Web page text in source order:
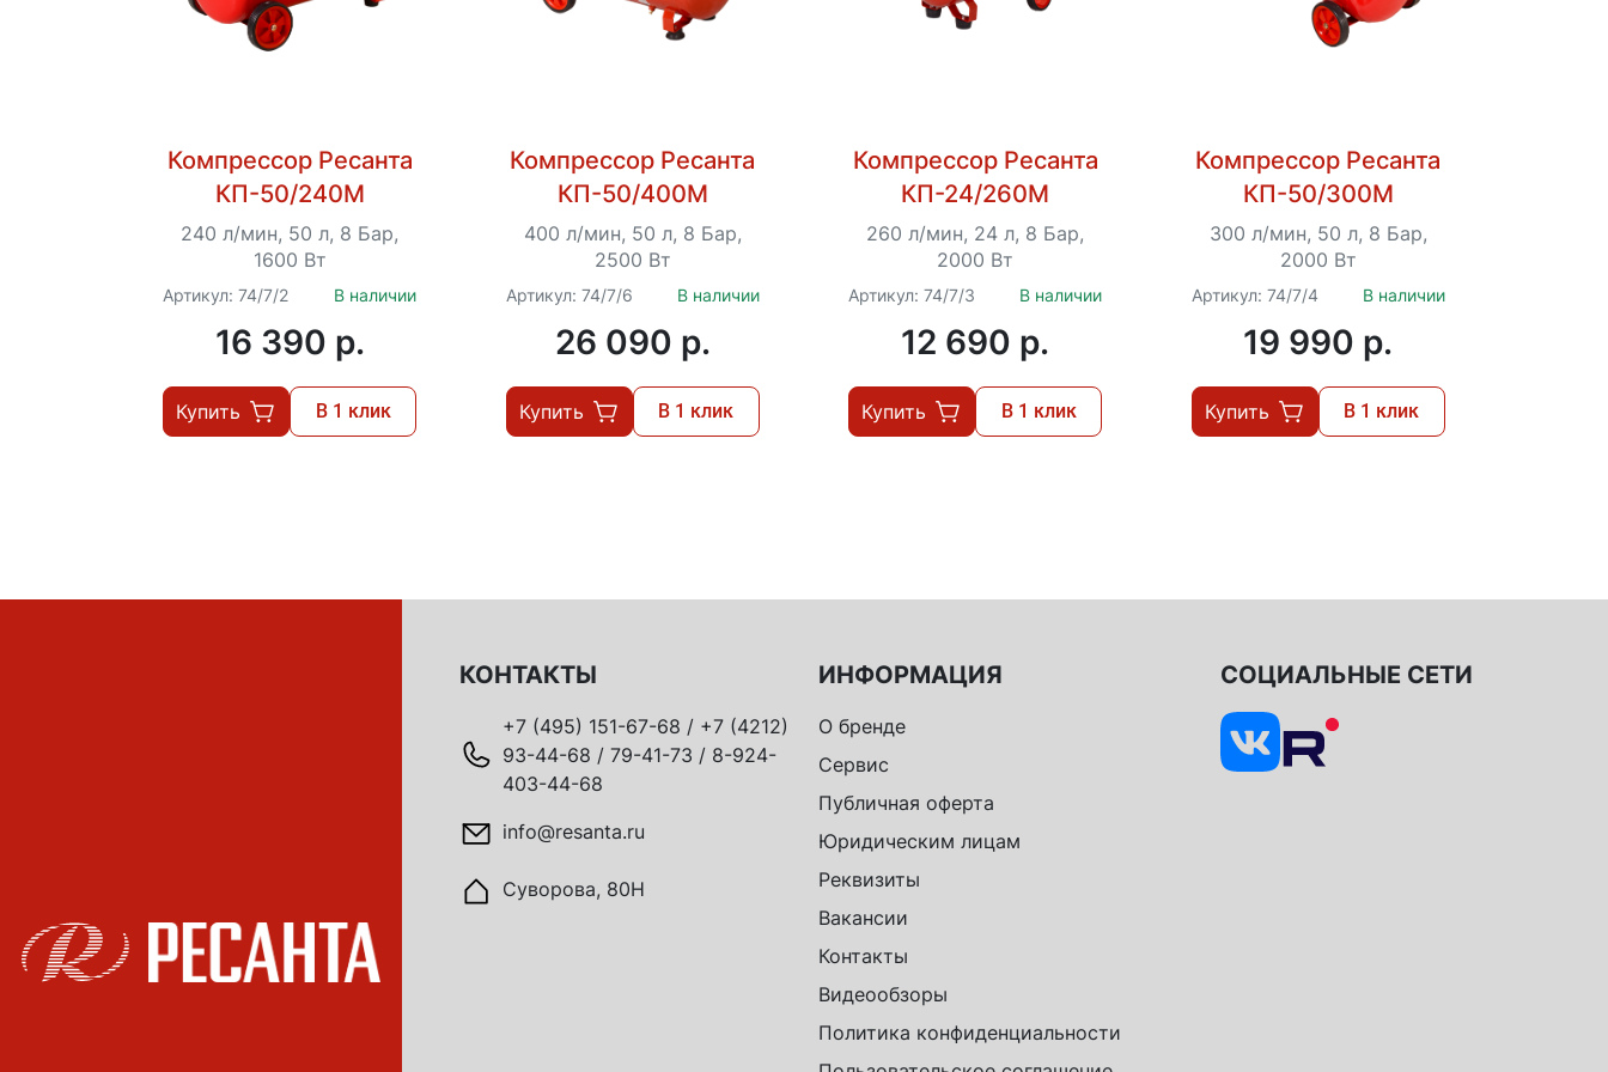
Компрессор Ресанта
КП-50/240М
240 л/мин, 50 л, 8 Бар,
1600 Вт
Артикул: 74/7/2 В наличии
16 390 p.
Купить В 1 клик
Компрессор Ресанта
КП-50/400М
400 л/мин, 50 л, 8 Бар,
2500 Вт
Артикул: 74/7/6 В наличии
26 090 p.
Купить В 1 клик
Компрессор Ресанта
КП-24/260М
260 л/мин, 24 л, 8 Бар,
2000 Вт
Артикул: 74/7/3 В наличии
12 690 p.
Купить В 1 клик
Компрессор Ресанта
КП-50/300М
300 л/мин, 50 л, 8 Бар,
2000 Вт
Артикул: 74/7/4 В наличии
19 990 p.
Купить В 1 клик
КОНТАКТЫ
+7 (495) 151-67-68 / +7 (4212)
93-44-68 / 79-41-73 / 8-924-
403-44-68
info@resanta.ru
Суворова, 80Н
ИНФОРМАЦИЯ
О бренде
Сервис
Публичная оферта
Юридическим лицам
Реквизиты
Вакансии
Контакты
Видеообзоры
Политика конфиденциальности
СОЦИАЛЬНЫЕ СЕТИ